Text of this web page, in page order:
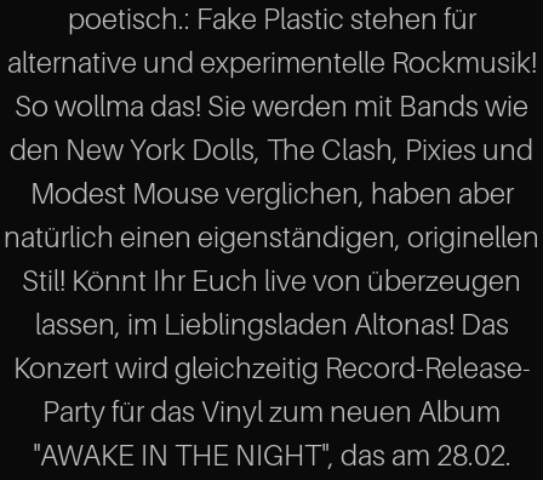
poetisch.: Fake Plastic stehen für
alternative und experimentelle Rockmusik!
So wollma das! Sie werden mit Bands wie
den New York Dolls, The Clash, Pixies und
Modest Mouse verglichen, haben aber
natürlich einen eigenständigen, originellen
Stil! Könnt Ihr Euch live von überzeugen
lassen, im Lieblingsladen Altonas! Das
Konzert wird gleichzeitig Record-Release-
Party für das Vinyl zum neuen Album
"AWAKE IN THE NIGHT", das am 28.02.